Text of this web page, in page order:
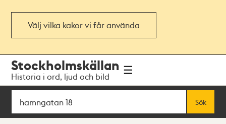
Välj vilka kakor vi får använda
navigationen
huvudinnehållet
Stockholmskällan
Historia i ord, ljud och bild
Sök
Sök